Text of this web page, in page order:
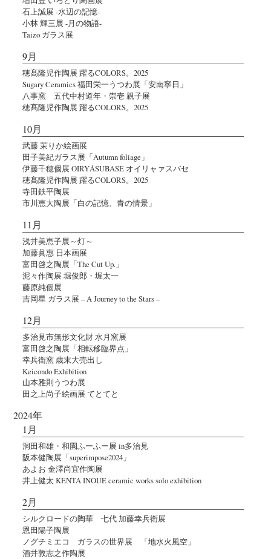
石上誠展 -水辺の記憶-
小林 輝三展 -月の物語-
Taizo ガラス展
9月
穂髙隆児作陶展 躍るCOLORS。2025
Sugary Ceramics 福田栄一うつわ展「安南寧日」
八事窯 五代中村道年・崇壱 親子展
穂髙隆児作陶展 躍るCOLORS。2025
10月
武藤 茉りか絵画展
田子美紀ガラス展「Autumn foliage」
伊藤千穂個展 OIRYÁSUBASE オイリャァスバセ
穂髙隆児作陶展 躍るCOLORS。2025
寺田鉄平陶展
市川恵大陶展「白の記憶、青の情景」
11月
浅井美恵子展～灯～
加藤眞惠 日本画展
富田啓之陶展「The Cut Up.」
泥々作陶展 堀俊郎・堀太一
藤原純個展
吉岡星 ガラス展 – A Journey to the Stars –
12月
多治見市無形文化財 水月窯展
富田啓之陶展「相転移臨界点」
幸兵衛窯 歳末大売出し
Keicondo Exhibition
山本雅則うつわ展
田之上尚子絵画展 てとてと
2024年
1月
洞田和雄・和園ふーふー展 in多治見
阪本健陶展「superimpose2024」
あよお 金澤尚宜作陶展
井上健太 KENTA INOUE ceramic works solo exhibition
2月
シルクロードの陶華 七代 加藤幸兵衛展
恩田陽子陶展
ノグチミエコ ガラスの世界展 「地水火風空」
酒井敦志之作陶展